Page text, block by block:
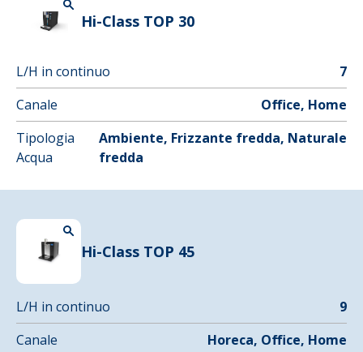
Hi-Class TOP 30
L/H in continuo
7
Canale
Office, Home
Tipologia
Acqua
Ambiente, Frizzante fredda, Naturale
fredda
Hi-Class TOP 45
L/H in continuo
9
Canale
Horeca, Office, Home